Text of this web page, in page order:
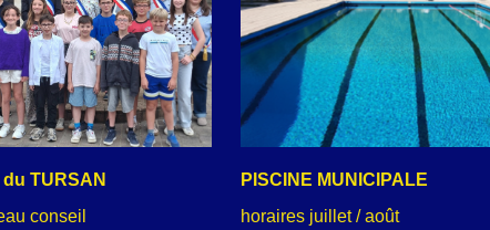
du TURSAN
conseil
PISCINE MUNICIPALE
horaires juillet / août